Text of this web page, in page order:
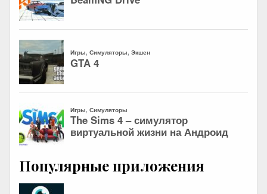
Популярные приложения